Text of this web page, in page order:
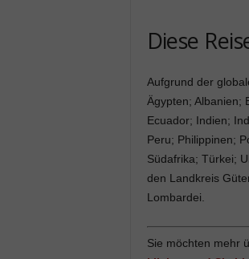
Diese
Aufgrund der
Ägypten; Albanien;
Ecuador; Indien;
Peru; Philippinen;
Südafrika; Türkei;
den Landkreis
Lombardei.
Sie möchten mehr